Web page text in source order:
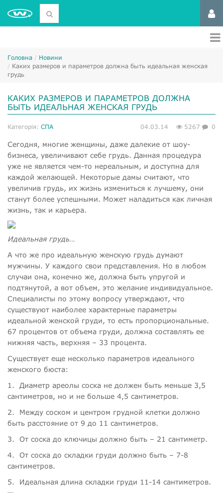
Головна
Новини
Каких размеров и параметров должна быть идеальная женская
грудь
КАКИХ РАЗМЕРОВ И ПАРАМЕТРОВ ДОЛЖНА
БЫТЬ ИДЕАЛЬНАЯ ЖЕНСКАЯ ГРУДЬ
Категорія: СПА 04.03.14 5267 0
Сегодня, многие женщины, даже далекие от шоу-
бизнеса, увеличивают себе грудь. Данная процедура
уже не является чем-то нереальным, и доступна для
каждой желающей. Некоторые дамы считают, что
увеличив грудь, их жизнь измениться к лучшему, они
станут более успешными. Может наладиться как личная
жизнь, так и карьера.
Идеальная грудь…
А что же про идеальную женскую грудь думают
мужчины. У каждого свои представления. Но в любом
случаи она, конечно же, должна быть упругой и
подтянутой, а вот объем, это желание индивидуальное.
Специалисты по этому вопросу утверждают, что
существуют наиболее характерные параметры
идеальной женской груди, то есть пропорциональные.
67 процентов от объема груди, должна составлять ее
нижняя часть, верхняя – 33 процента.
Существует еще несколько параметров идеального
женского бюста:
1.
Диаметр ареолы соска не должен быть меньше 3,5
сантиметров, но и не больше 4,5 сантиметров.
2.
Между соском и центром грудной клетки должно
быть расстояние от 9 до 11 сантиметров.
3.
От соска до ключицы должно быть – 21 сантиметр.
4.
От соска до складки груди должно быть – 7-8
сантиметров.
5.
Идеальная длина складки груди 11-14 сантиметров.